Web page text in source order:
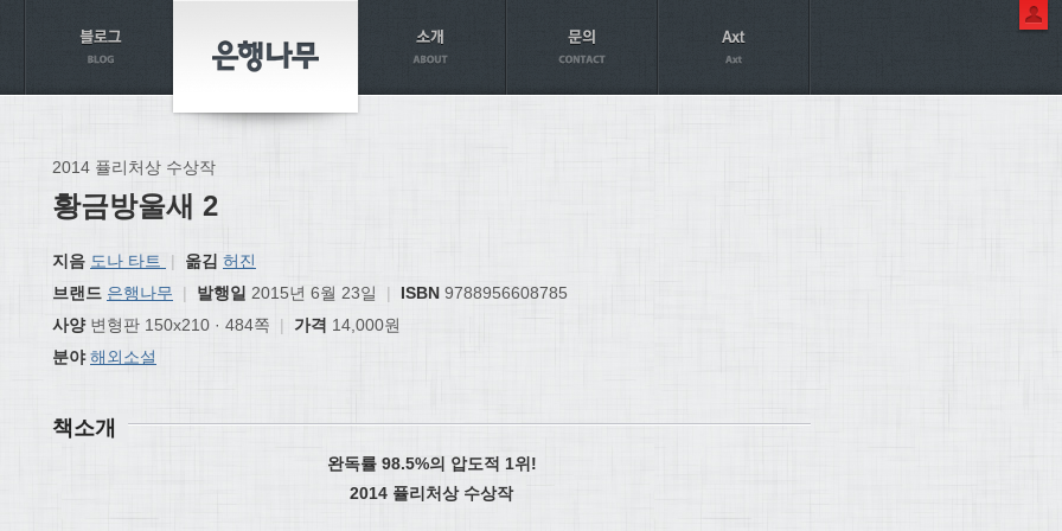
2014 퓰리처상 수상작
황금방울새 2
지음 도나 타트 | 옮김 허진
브랜드 은행나무 | 발행일 2015년 6월 23일 | ISBN 9788956608785
사양변형판 150x210 · 484쪽 | 가격 14,000원
분야 해외소설
책소개
완독률 98.5%의 압도적 1위 !
2014 퓰리처상 수상작